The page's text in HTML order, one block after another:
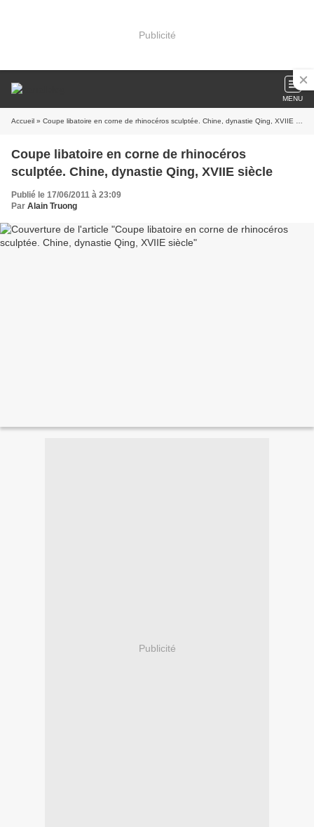
Publicité
MENU
Accueil » Coupe libatoire en corne de rhinocéros sculptée. Chine, dynastie Qing, XVIIE siècle
Coupe libatoire en corne de rhinocéros
sculptée. Chine, dynastie Qing, XVIIE siècle
Publié le 17/06/2011 à 23:09
Par Alain Truong
Publicité